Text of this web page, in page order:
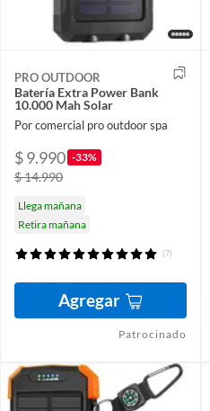
PRO OUTDOOR
Batería Extra Power Bank
10.000 Mah Solar
Por comercial pro outdoor spa
$ 9.990 -33%
$ 14.990
Llega mañana
Retira mañana
(7)
Agregar
Patrocinado